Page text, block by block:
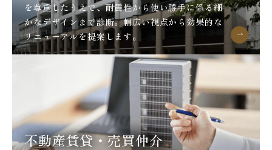
を尊重したうえで、耐震性から使い勝手に係る細
かなデザインまで診断。幅広い視点から効果的な
リニューアルを提案します。
不動産賃貸・売買仲介